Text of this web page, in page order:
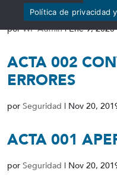
porWP Admin|Ene 9, 2020
ACTA 002
ERRORES
por Seguridad | Nov 20,
ACTA 001
por Seguridad | Nov 20,
Política de privacidad